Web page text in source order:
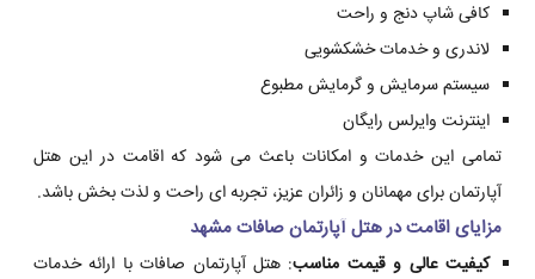
کافی شاپ دنج و راحت
لاندری و خدمات خشکشویی
سیستم سرمایش و گرمایش مطبوع
اینترنت وایرلس رایگان
تمامی این خدمات و امکانات باعث می شود که اقامت در این هتل
آپارتمان برای مهمانان و زائران عزیز، تجربه ای راحت و لذت بخش باشد.
مزایای اقامت در هتل آپارتمان صافات مشهد
کیفیت عالی و قیمت مناسب: هتل آپارتمان صافات با ارائه خدمات